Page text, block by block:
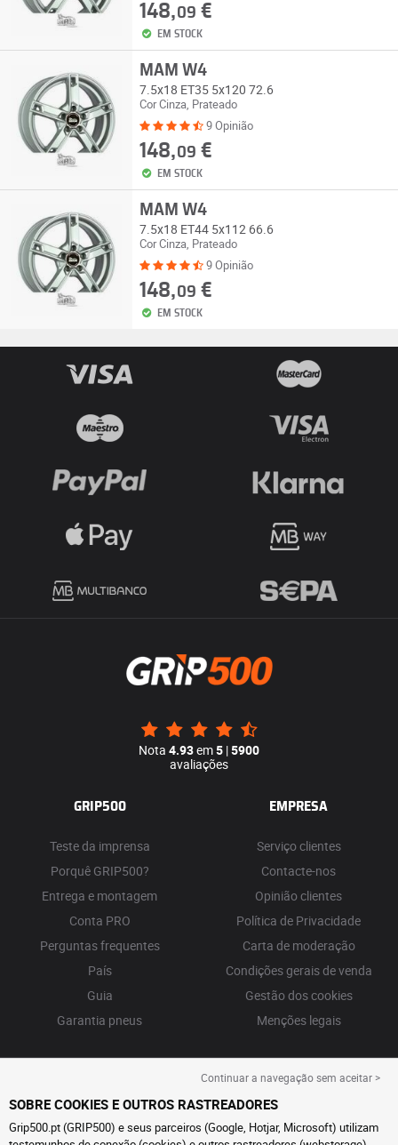
148,09 €
EM STOCK
MAM W4
7.5x18 ET35 5x120 72.6
Cor Cinza, Prateado
9 Opinião
148,09 €
EM STOCK
MAM W4
7.5x18 ET44 5x112 66.6
Cor Cinza, Prateado
9 Opinião
148,09 €
EM STOCK
Nota 4.93em5 |5900
avaliações
GRIP500
Teste da imprensa
Porquê GRIP500?
Entrega e montagem
Conta PRO
Perguntas frequentes
País
Guia
Garantia pneus
EMPRESA
Serviço clientes
Contacte-nos
Opinião clientes
Política de Privacidade
Carta de moderação
Condições gerais de venda
Gestão dos cookies
Menções legais
Continuar a navegação sem aceitar >
SOBRE COOKIES E OUTROS RASTREADORES
Grip500.pt (GRIP500) e seus parceiros (Google, Hotjar, Microsoft) utilizam